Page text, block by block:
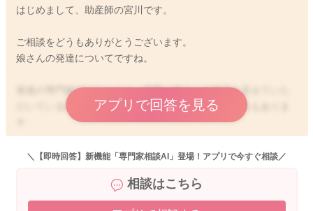
はじめまして、助産師の宮川です。
ご相談をどうもありがとうございます。
娘さんの発達についてですね。
発達の専門家ではないこと、実際に娘さんの様子を見せていた
だいているわけではないので、お返事が難しいところもありま
ご投稿いただいたのを読ませていただき限りで、一助産師とし
せっかくご相談くださっているのに、申し訳ありません。
アプリで回答を見る
＼【即時回答】新機能「専門家相談AI」登場！アプリで今すぐ相談／
相談はこちら